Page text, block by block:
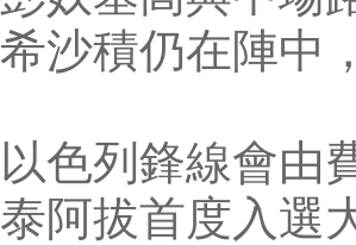
希沙積仍在陣中
以色列鋒線會由
泰阿拔首度入選